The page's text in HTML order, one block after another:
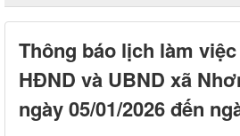
Thông báo lịch làm
HĐND và UBND xã
ngày 05/01/2026 đến